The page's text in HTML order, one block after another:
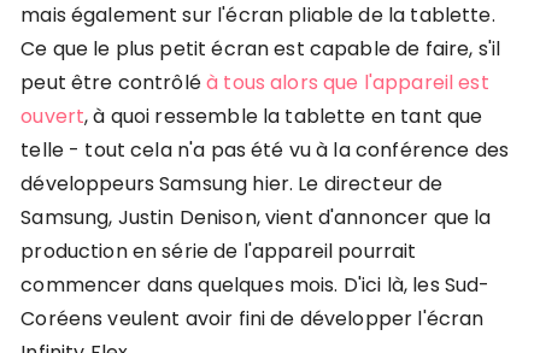
mais également sur l'écran pliable de la tablette.
Ce que le plus petit écran est capable de faire, s'il
peut être contrôléà tous alors que l'appareil est
ouvert, à quoi ressemble la tablette en tant que
telle - tout cela n'a pas été vu à la conférence des
développeurs Samsung hier. Le directeur de
Samsung, Justin Denison, vient d'annoncer que la
production en série de l'appareil pourrait
commencer dans quelques mois. D'ici là, les Sud-
Coréens veulent avoir fini de développer l'écran